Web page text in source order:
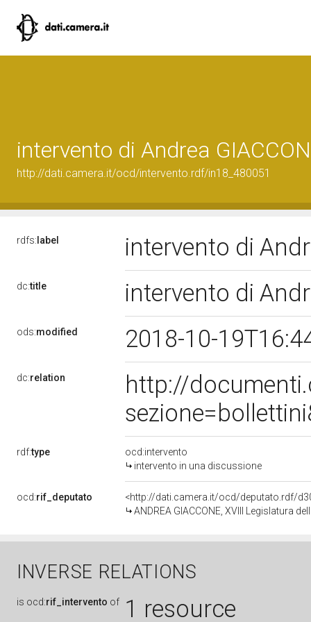
intervento di Andrea
http://dati.camera.it/ocd/intervento.rdf/in18_480051
rdfs: label intervento di
dc:title intervento di
ods:modified 2018-10-
dc:relation
http://
rdf:type
ocd:intervento
intervento in una discussione
ocd:rif_deputato
<http://dati.camera.it/ocd/deputato.rdf/
ANDREA GIACCONE, XVIII Legislatura
INVERSE RELATIONS
is ocd:rif_intervento of 1 resource